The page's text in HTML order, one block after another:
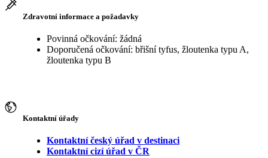
Zdravotní informace a požadavky
Povinná očkování: žádná
Doporučená očkování: břišní tyfus, žloutenka typu A,
žloutenka typu B
Kontaktní úřady
Kontaktní český úřad v destinaci
Kontaktní cizí úřad v ČR